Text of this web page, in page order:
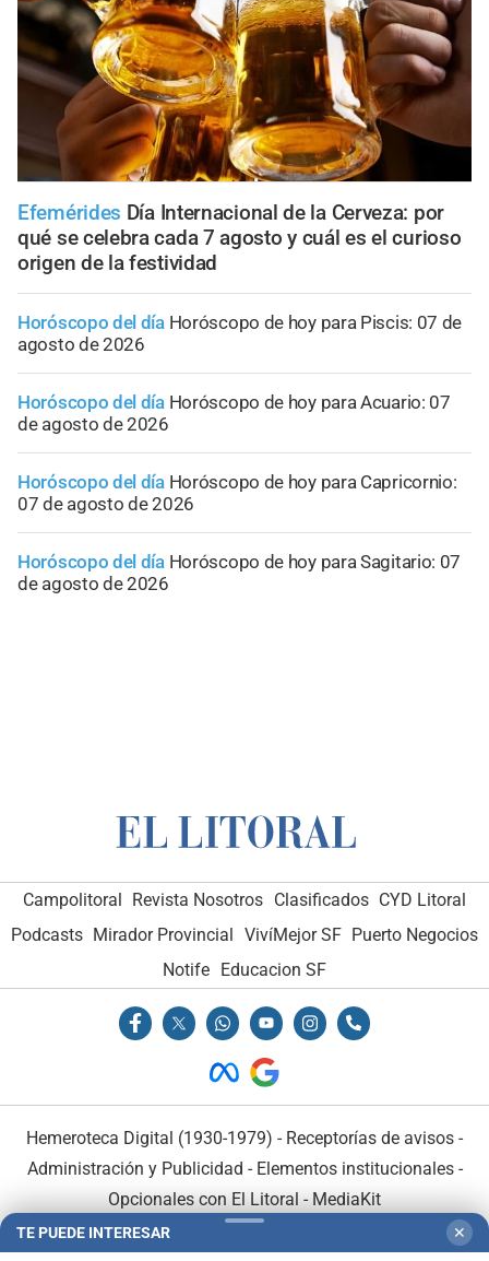
Efemérides Día Internacional de la Cerveza: por
qué se celebra cada 7 agosto y cuál es el curioso
origen de la festividad
Horóscopo del día Horóscopo de hoy para Piscis: 07 de
agosto de 2026
Horóscopo del día Horóscopo de hoy para Acuario: 07
de agosto de 2026
Horóscopo del día Horóscopo de hoy para Capricornio:
07 de agosto de 2026
Horóscopo del día Horóscopo de hoy para Sagitario: 07
de agosto de 2026
Campolitoral Revista Nosotros Clasificados CYD Litoral
Podcasts Mirador Provincial VivíMejor SF Puerto Negocios
Notife
Educacion SF
Hemeroteca Digital (1930-1979) - Receptorías de avisos -
Administración y Publicidad - Elementos institucionales-
Opcionales con El Litoral - MediaKit
TE PUEDE INTERESAR ✕